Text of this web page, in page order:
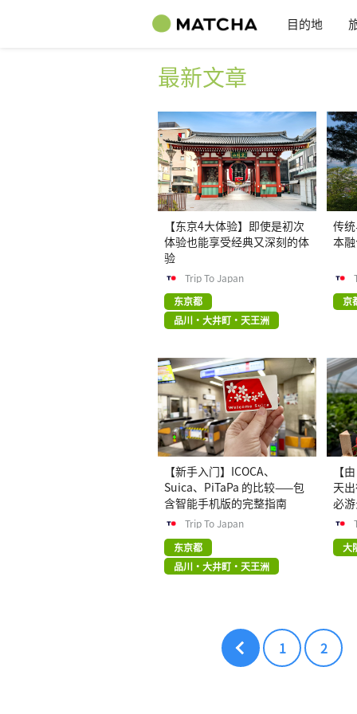
目的地
最新文章
【东京4大体验】即使是初次
体验也能享受经典又深刻的体
验
Trip To Japan
东京都
品川・大井町・天王洲
传
本
京
【新手入门】ICOCA、
Suica、PiTaPa 的比较——包
含智能手机版的完整指南
Trip To Japan
东京都
品川・大井町・天王洲
【
天
必
大
1 2